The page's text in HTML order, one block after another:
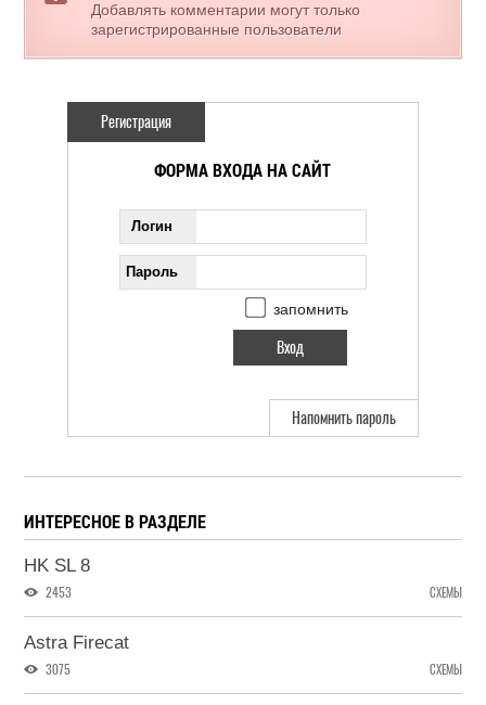
Добавлять комментарии могут только
зарегистрированные пользователи
Регистрация
ФОРМА ВХОДА НА САЙТ
Логин
Пароль
запомнить
Напомнить пароль
ИНТЕРЕСНОЕ В РАЗДЕЛЕ
HK SL 8
2453 СХЕМЫ
Astra Firecat
3075 СХЕМЫ